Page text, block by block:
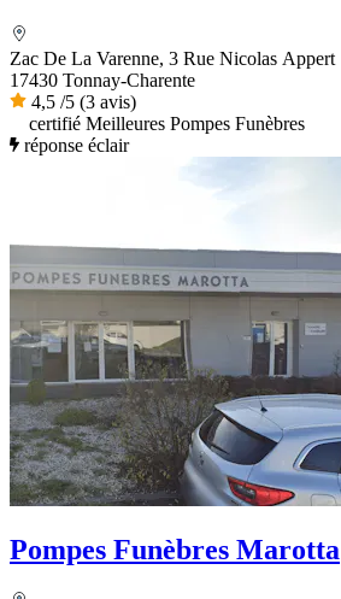
Zac De La Varenne, 3 Rue Nicolas Appert
17430 Tonnay-Charente
4,5 /5 (3 avis)
certifié Meilleures Pompes Funèbres
réponse éclair
Pompes Funèbres Marotta